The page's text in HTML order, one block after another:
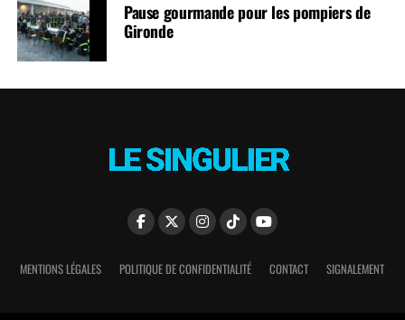
Pause gourmande pour les pompiers de
Gironde
MENTIONS LÉGALES POLITIQUE DE CONFIDENTIALITÉ CONTACT SIGNALEMENT